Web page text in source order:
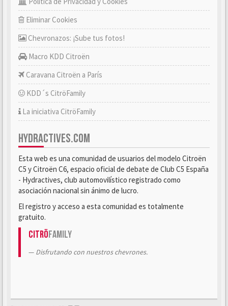
Eliminar Cookies
Chevronazos: ¡Sube tus fotos!
Macro KDD Citroën
Caravana Citroën a París
KDD´s CitröFamily
La iniciativa CitröFamily
HYDRACTIVES.COM
Esta web es una comunidad de usuarios del modelo Citroën
C5 y Citroën C6, espacio oficial de debate de Club C5 España
- Hydractives, club automovilístico registrado como
asociación nacional sin ánimo de lucro.
El registro y acceso a esta comunidad es totalmente
gratuito.
CitröFamily
Disfrutando con nuestros chevrones.